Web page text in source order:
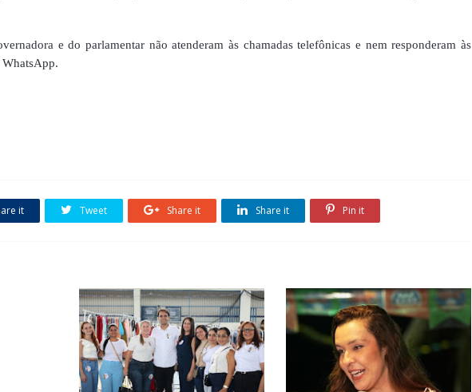
e do parlamentar não atenderam às chamadas telefônicas e nem responderam às
WhatsApp.
it Tweet Share it Share it Pin it